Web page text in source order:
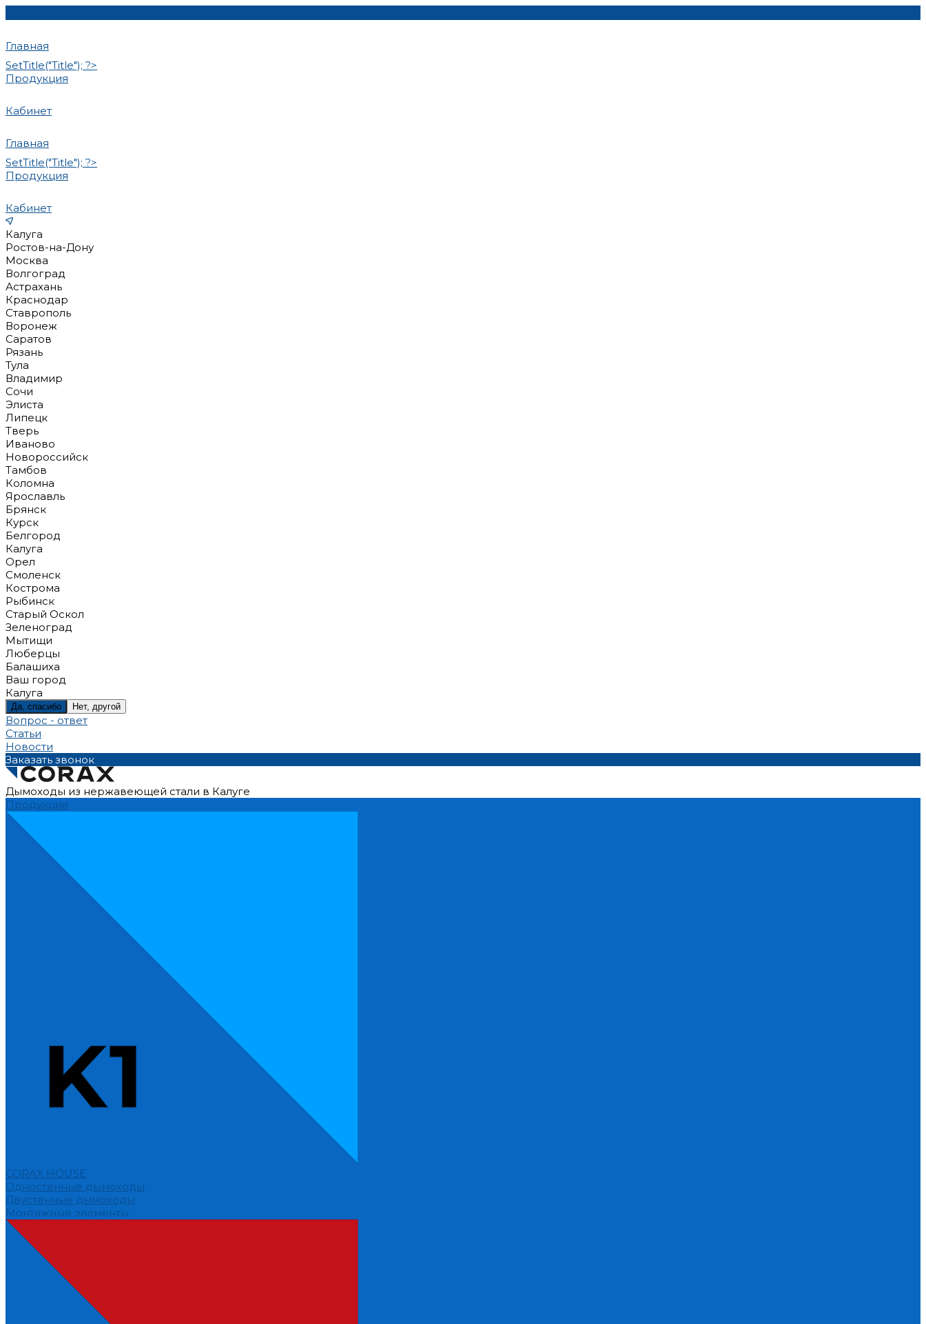
Главная
SetTitle("Title"); ?>
Продукция
Кабинет
Главная
SetTitle("Title"); ?>
Продукция
Кабинет
Калуга
Ростов-на-Дону
Москва
Волгоград
Астрахань
Краснодар
Ставрополь
Воронеж
Саратов
Рязань
Тула
Владимир
Сочи
Элиста
Липецк
Тверь
Иваново
Новороссийск
Тамбов
Коломна
Ярославль
Брянск
Курск
Белгород
Калуга
Орел
Смоленск
Кострома
Рыбинск
Старый Оскол
Зеленоград
Мытищи
Люберцы
Балашиха
Ваш город
Калуга
Да, спасибо Нет, другой
Вопрос - ответ
Статьи
Новости
Заказать звонок
Дымоходы из нержавеющей стали в Калуге
Продукция
CORAX HOUSE
Одностенные дымоходы
Двустенные дымоходы
Монтажные элементы